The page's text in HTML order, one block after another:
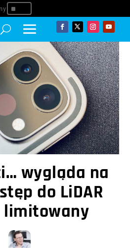
^
wygląda na
do LiDAR
limitowany